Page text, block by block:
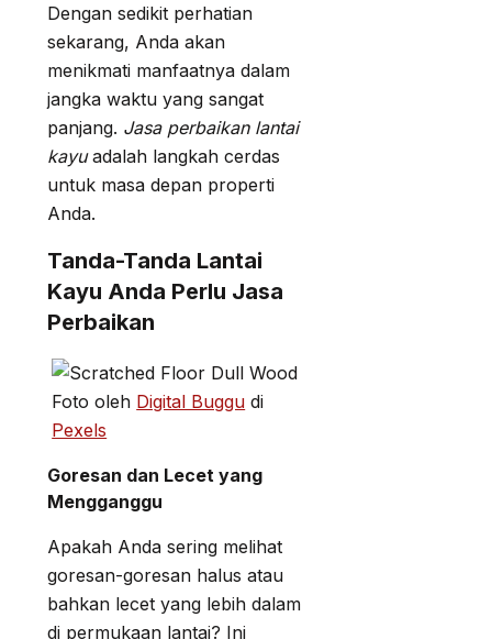
Dengan sedikit perhatian
sekarang, Anda akan
menikmati manfaatnya dalam
jangka waktu yang sangat
panjang. Jasa perbaikan lantai
kayuadalah langkah cerdas
untuk masa depan properti
Anda.
Tanda-Tanda Lantai
Kayu Anda Perlu Jasa
Perbaikan
Foto oleh Digital Buggu di
Pexels
Goresan dan Lecet yang
Mengganggu
Apakah Anda sering melihat
goresan-goresan halus atau
bahkan lecet yang lebih dalam
di permukaan lantai? Ini